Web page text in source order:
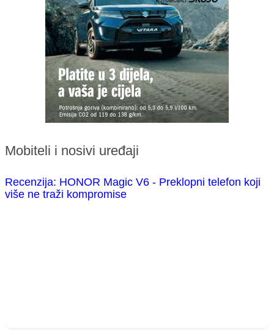
Mobiteli i nosivi uređaji
Recenzija: HONOR Magic V6 - Preklopni telefon koji
više ne traži kompromise